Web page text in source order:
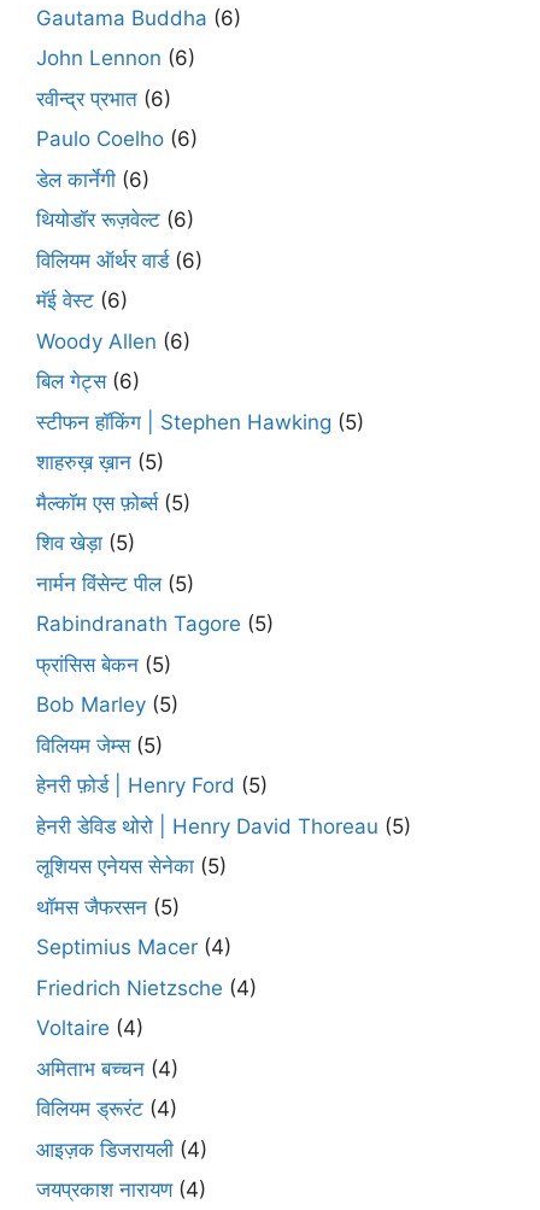
Gautama Buddha (6)
John Lennon (6)
रवीन्द्र प्रभात (6)
Paulo Coelho (6)
डेल कार्नेगी (6)
थियोडॉर रूज़वेल्ट (6)
विलियम ऑर्थर वार्ड(6)
मॅई वेस्ट (6)
Woody Allen (6)
बिल गेट्स(6)
स्टीफन हॉकिंग | Stephen Hawking (5)
शाहरुख़ ख़ान (5)
मैल्कॉम एस फ़ोर्ब्स(5)
शिव खेड़ा (5)
नार्मन विंसेन्ट पील(5)
Rabindranath Tagore (5)
फ्रांसिस बेकन (5)
Bob Marley (5)
विलियम जेम्स(5)
हेनरी फ़ोर्ड | Henry Ford (5)
हेनरी डेविड थोरो | Henry David Thoreau (5)
लूशियस एनेयस सेनेका (5)
थॉमस जैफरसन (5)
Septimius Macer (4)
Friedrich Nietzsche (4)
Voltaire (4)
अमिताभ बच्चन (4)
विलियम ड्रूरंट (4)
आइज़क डिजरायली (4)
जयप्रकाश नारायण(4)